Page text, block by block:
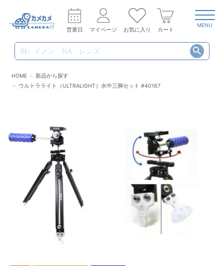
営業日 マイページ お気に入り カート
MENU
HOME
新品から探す
ウルトラライト（ULTRALIGHT）水中三脚セット #40167